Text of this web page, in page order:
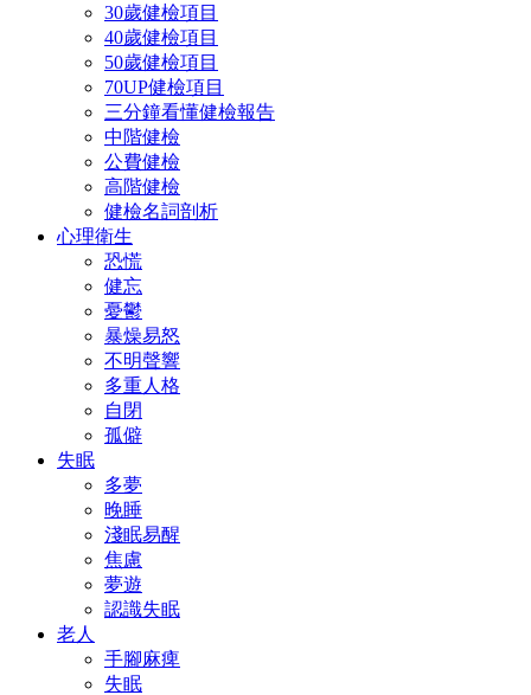
30歲健檢項目
40歲健檢項目
50歲健檢項目
70UP健檢項目
三分鐘看懂健檢報告
中階健檢
公費健檢
高階健檢
健檢名詞剖析
心理衛生
恐慌
健忘
憂鬱
暴燥易怒
不明聲響
多重人格
自閉
孤僻
失眠
多夢
晚睡
淺眠易醒
焦慮
夢遊
認識失眠
老人
手腳麻痺
失眠